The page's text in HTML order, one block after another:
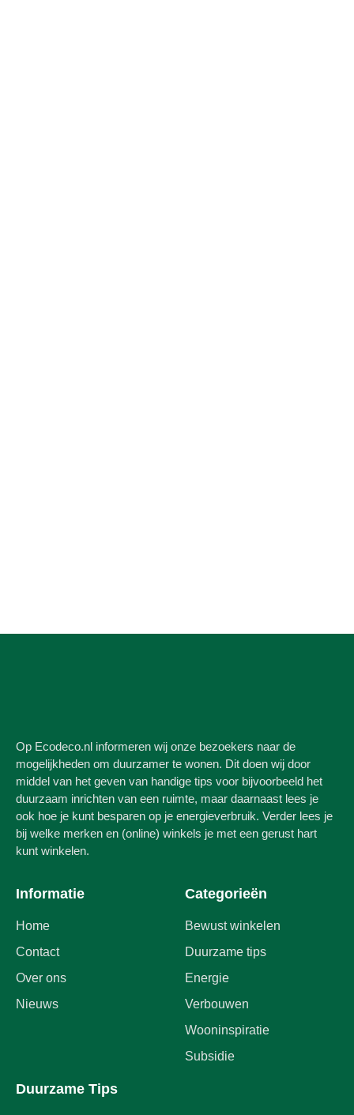
Op Ecodeco.nl informeren wij onze bezoekers naar de
mogelijkheden om duurzamer te wonen. Dit doen wij door
middel van het geven van handige tips voor bijvoorbeeld het
duurzaam inrichten van een ruimte, maar daarnaast lees je
ook hoe je kunt besparen op je energieverbruik. Verder lees je
bij welke merken en (online) winkels je met een gerust hart
kunt winkelen.
Informatie
Home
Contact
Over ons
Nieuws
Categorieën
Bewust winkelen
Duurzame tips
Energie
Verbouwen
Wooninspiratie
Subsidie
Duurzame Tips